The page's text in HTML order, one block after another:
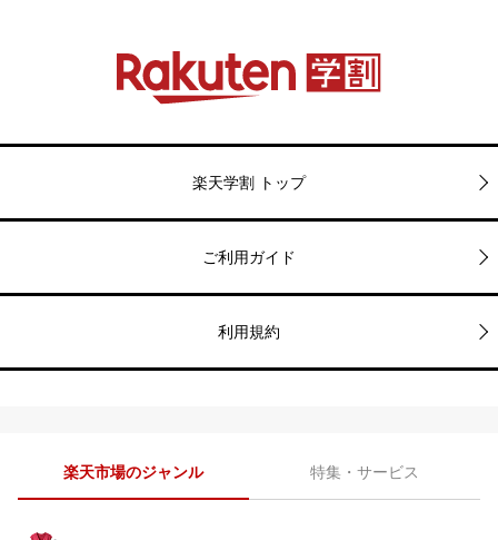
楽天学割 トップ
ご利用ガイド
利用規約
楽天市場のジャンル 特集・サービス